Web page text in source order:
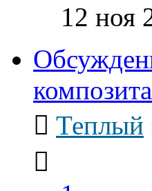
12 ноя
Теплый